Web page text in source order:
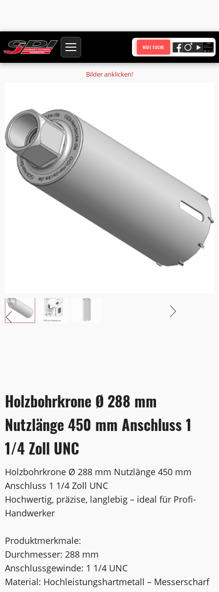
NEUE SUCHE
Startseite
Produkte
Holzbohrkrone Ø 288 mm Nutzlänge 450 mm Anschluss 1 1/4 Zoll UNC
Bilder anklicken!
Holzbohrkrone Ø 288 mm
Nutzlänge 450 mm Anschluss 1
1/4 Zoll UNC
Holzbohrkrone Ø 288 mm Nutzlänge 450 mm
Anschluss 1 1/4 Zoll UNC
Hochwertig, präzise, langlebig – ideal für Profi-
Handwerker
Produktmerkmale:
Durchmesser: 288 mm
Anschlussgewinde: 1 1/4 UNC
Material: Hochleistungshartmetall – Messerscharf